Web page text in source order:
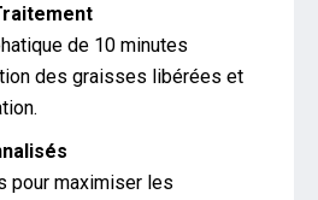
de 10 minutes
des graisses libérées et
pour maximiser les